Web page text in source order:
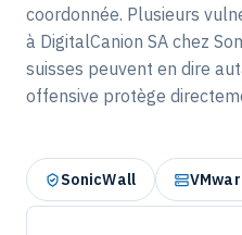
coordonnée. Plusieurs
à DigitalCanion SA chez
suisses peuvent en dire
offensive protège
SonicWall